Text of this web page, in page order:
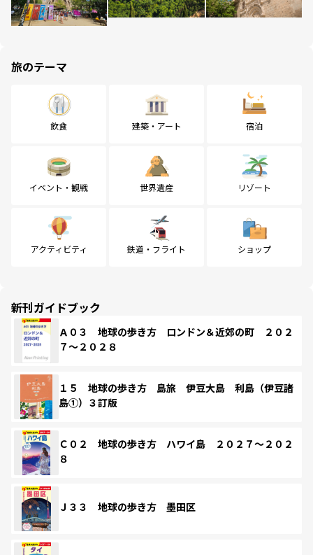
旅のテーマ
飲食 建築・アート 宿泊
イベント・観戦 世界遺産 リゾート
アクティビティ 鉄道・フライト ショップ
新刊ガイドブック
Ａ０３ 地球の歩き方 ロンドン＆近郊の町 ２０２
７～２０２８
１５ 地球の歩き方 島旅 伊豆大島 利島（伊豆諸
島①）３訂版
Ｃ０２ 地球の歩き方 ハワイ島 ２０２７～２０２
８
Ｊ３３ 地球の歩き方 墨田区